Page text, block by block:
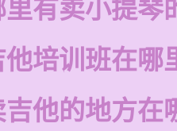
有卖小提琴
培训班在哪
他的地方在